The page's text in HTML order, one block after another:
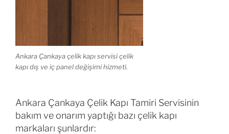
Ankara Çankaya çelik kapı servisi çelik
kapı dış ve iç panel değişimi hizmeti.
Ankara Çankaya Çelik Kapı Tamiri Servisinin
bakım ve onarım yaptığı bazı çelik kapı
markaları şunlardır: